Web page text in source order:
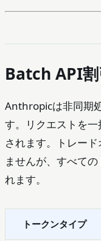
Batch API割
Anthropicは非同期
す。リクエストを
されます。トレー
ませんが、すべて
れます。
トークンタイプ